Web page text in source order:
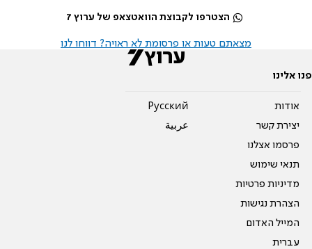
הצטרפו לקבוצת הוואטצאפ של ערוץ 7
מצאתם טעות או פרסומת לא ראויה? דווחו לנו
פנו אלינו
אודות
יצירת קשר
פרסמו אצלנו
תנאי שימוש
מדיניות פרטיות
הצהרת נגישות
המייל האדום
עברית
Pусский
عربية